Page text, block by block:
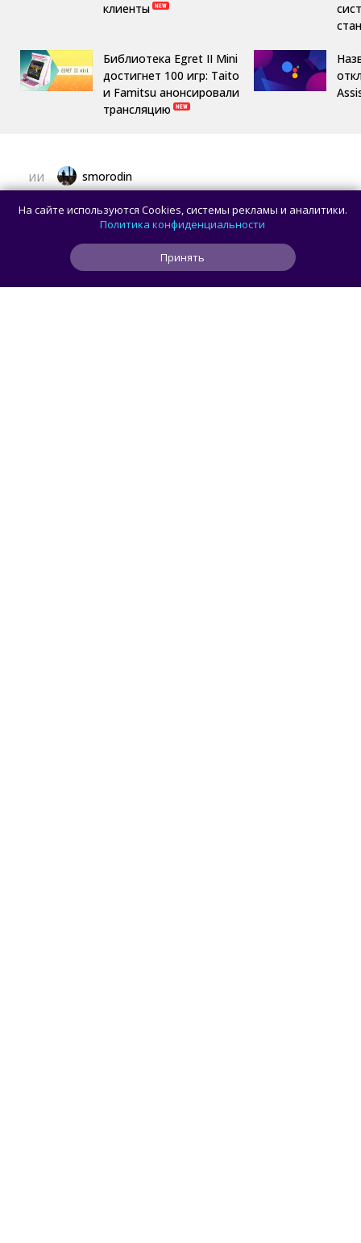
клиенты
Библиотека Egret II Mini
достигнет 100 игр: Taito
и Famitsu анонсировали
трансляцию
ИИ smorodin
OpenAI приостановила работу над ИИ-
моделью Astra: всё из-за превышения
порога кибербезопасности
На сайте используются Cookies, системы рекламы и аналитики.
Политика конфиденциальности
Принять